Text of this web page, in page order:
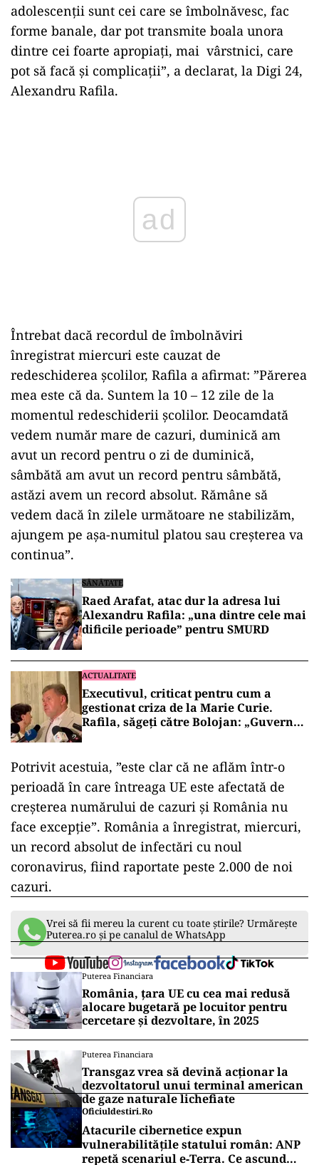
adolescenţii sunt cei care se îmbolnăvesc, fac
forme banale, dar pot transmite boala unora
dintre cei foarte apropiaţi, mai vârstnici, care
pot să facă şi complicaţii”, a declarat, la Digi 24,
Alexandru Rafila.
Întrebat dacă recordul de îmbolnăviri
înregistrat miercuri este cauzat de
redeschiderea şcolilor, Rafila a afirmat: ”Părerea
mea este că da. Suntem la 10 – 12 zile de la
momentul redeschiderii şcolilor. Deocamdată
vedem număr mare de cazuri, duminică am
avut un record pentru o zi de duminică,
sâmbătă am avut un record pentru sâmbătă,
astăzi avem un record absolut. Rămâne să
vedem dacă în zilele următoare ne stabilizăm,
ajungem pe aşa-numitul platou sau creşterea va
continua”.
SĂNĂTATE
Raed Arafat, atac dur la adresa lui
Alexandru Rafila: „una dintre cele mai
dificile perioade” pentru SMURD
ACTUALITATE
Executivul, criticat pentru cum a
gestionat criza de la Marie Curie.
Rafila, săgeți către Bolojan: „Guvernul
Potrivit acestuia, ”este clar că ne aflăm într-o
perioadă în care întreaga UE este afectată de
creşterea numărului de cazuri şi România nu
face excepţie”. România a înregistrat, miercuri,
un record absolut de infectări cu noul
coronavirus, fiind raportate peste 2.000 de noi
cazuri.
Vrei să fii mereu la curent cu toate știrile? Urmărește
Puterea.ro și pe canalul de WhatsApp
Puterea Financiara
România, țara UE cu cea mai redusă
alocare bugetară pe locuitor pentru
cercetare și dezvoltare, în 2025
Puterea Financiara
Transgaz vrea să devină acționar la
dezvoltatorul unui terminal american
de gaze naturale lichefiate
Oficiuldestiri.ro
Atacurile cibernetice expun
vulnerabilitățile statului român: ANP
repetă scenariul e‑Terra. Ce ascund